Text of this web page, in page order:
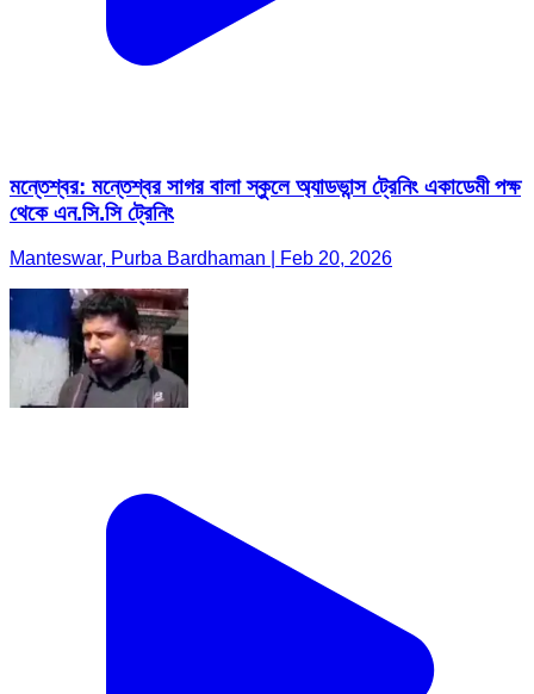
মন্তেশ্বর: মন্তেশ্বর সাগর বালা স্কুলে অ্যাডভান্স ট্রেনিং একাডেমী পক্ষ
থেকে এন.সি.সি ট্রেনিং
Manteswar, Purba Bardhaman | Feb 20, 2026